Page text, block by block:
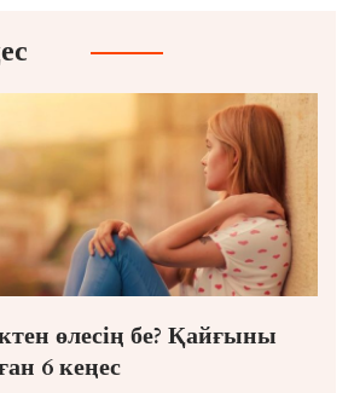
өлесің бе? Қайғыны
6 кеңес